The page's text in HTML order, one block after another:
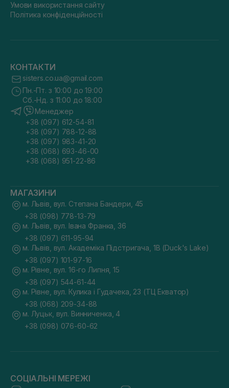
Умови використання сайту
Політика конфіденційності
КОНТАКТИ
sisters.co.ua@gmail.com
Пн.-Пт. з 10:00 до 19:00
Сб.-Нд. з 11:00 до 18:00
Менеджер
+38 (097) 612-54-81
+38 (097) 788-12-88
+38 (097) 983-41-20
+38 (068) 693-46-00
+38 (068) 951-22-86
МАГАЗИНИ
м. Львів, вул. Степана Бандери, 45
+38 (098) 778-13-79
м. Львів, вул. Івана Франка, 36
+38 (097) 611-95-94
м. Львів, вул. Академіка Підстригача, 1В (Duck's Lake)
+38 (097) 101-97-16
м. Рівне, вул. 16-го Липня, 15
+38 (097) 544-61-44
м. Рівне, вул. Кулика і Гудачека, 23 (ТЦ Екватор)
+38 (068) 209-34-88
м. Луцьк, вул. Винниченка, 4
+38 (098) 076-60-62
СОЦІАЛЬНІ МЕРЕЖІ